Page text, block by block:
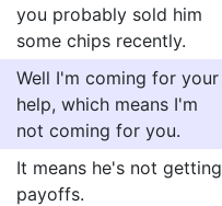
you probably sold him
some chips recently.
Well I'm coming for your
help, which means I'm
not coming for you.
It means he's not getting
payoffs.